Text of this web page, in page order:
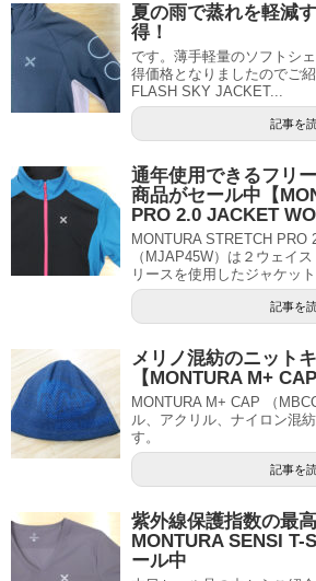
夏の雨で蒸れを軽減
得！
です。薄手軽量のソフトシ
得価格となりましたのでご
FLASH SKY JACKET...
記事を
通年使用できるフリ
商品がセール中【
PRO 2.0 JACKET
MONTURA STRETCH PRO
（MJAP45W）は２ウェイ
リースを使用したジャケット
記事を
メリノ混紡のニット
【MONTURA M+ CAP
MONTURA M+ CAP （
ル、アクリル、ナイロン混
す。
記事を
紫外線保護指数の最
MONTURA SENSI T-
ール中